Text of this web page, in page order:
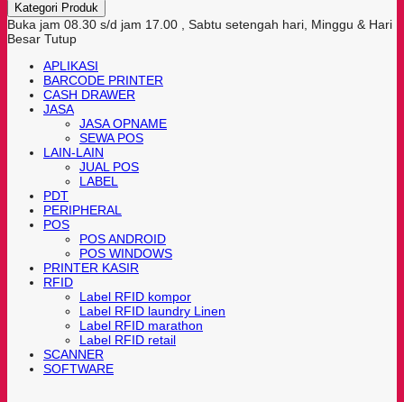
Kategori Produk
Buka jam 08.30 s/d jam 17.00 , Sabtu setengah hari, Minggu & Hari
Besar Tutup
APLIKASI
BARCODE PRINTER
CASH DRAWER
JASA
JASA OPNAME
SEWA POS
LAIN-LAIN
JUAL POS
LABEL
PDT
PERIPHERAL
POS
POS ANDROID
POS WINDOWS
PRINTER KASIR
RFID
Label RFID kompor
Label RFID laundry Linen
Label RFID marathon
Label RFID retail
SCANNER
SOFTWARE